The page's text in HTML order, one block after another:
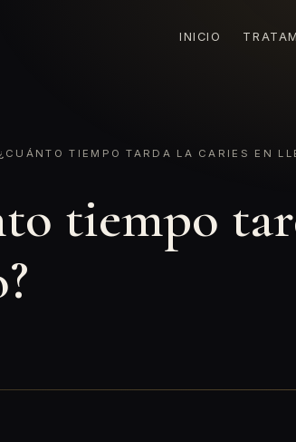
INICIO
TIEMPO TARDA LA CARIES EN
tiempo